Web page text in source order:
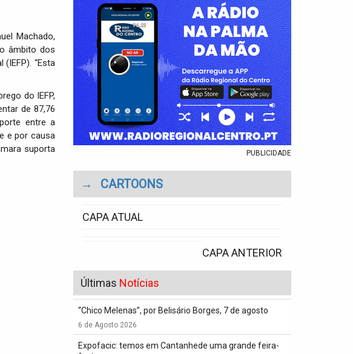
Machado,
âmbito dos
“Esta
do IEFP,
de 87,76
entre a
e por causa
suporta
PUBLICIDADE
→ CARTOONS
CAPA ATUAL
CAPA ANTERIOR
Últimas Notícias
“Chico Melenas”, por Belisário Borges, 7 de agosto
6 de Agosto 2026
Expofacic: temos em Cantanhede uma grande feira-